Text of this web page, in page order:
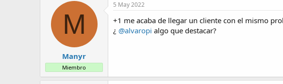
M
Manyr
Miembro
5 May 2022
+1 me acaba de llegar un cliente con el mismo
¿ @alvaropi algo que destacar?